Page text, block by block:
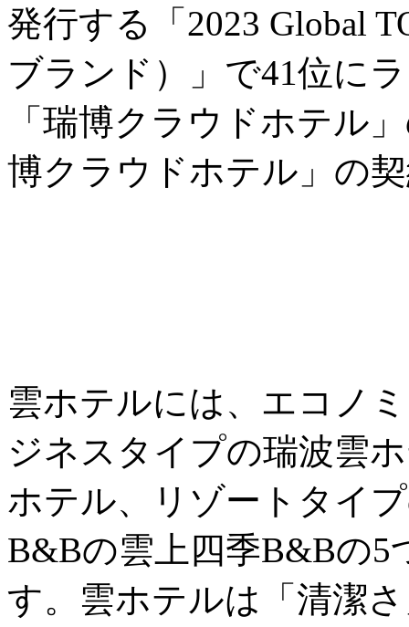
発行する「2023 Global
ブランド）」で41位に
「瑞博クラウドホテル
博クラウドホテル」の
雲ホテルには、エコノ
ジネスタイプの瑞波雲
ホテル、リゾートタイ
B&Bの雲上四季B&Bの5
す。雲ホテルは「清潔